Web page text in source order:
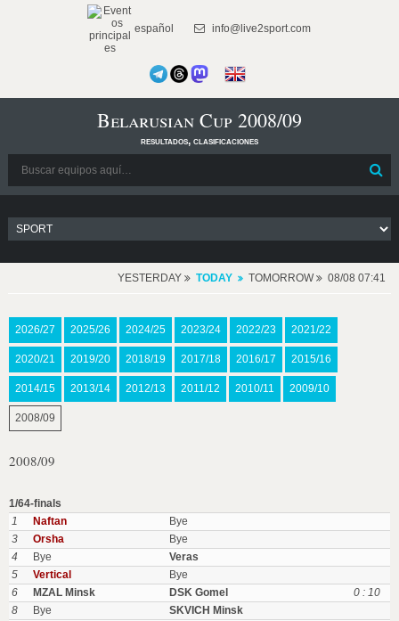
español info@live2sport.com
Belarusian Cup 2008/09
resultados, clasificaciones
YESTERDAY TODAY TOMORROW 08/08 07:41
2026/27 2025/26 2024/25 2023/24 2022/23 2021/22
2020/21 2019/20 2018/19 2017/18 2016/17 2015/16
2014/15 2013/14 2012/13 2011/12 2010/11 2009/10
2008/09
2008/09
1/64-finals
1
Naftan
Bye
3
Orsha
Bye
4
Bye
Veras
5
Vertical
Bye
6
MZAL Minsk DSK Gomel
0 : 10
8
Bye
SKVICH Minsk